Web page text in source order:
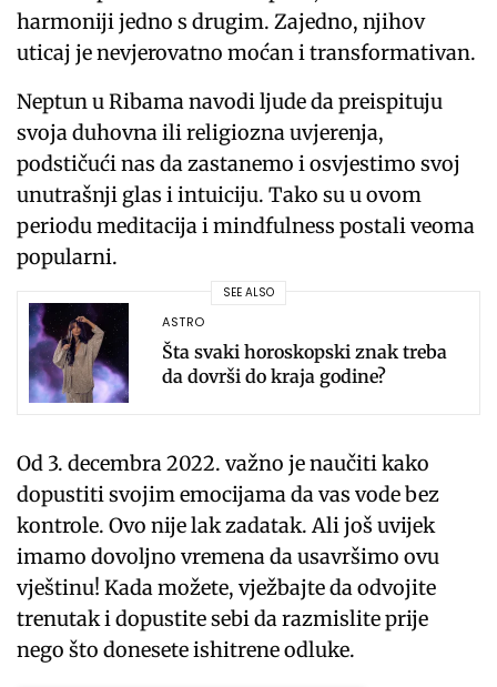
harmoniji jedno s drugim. Zajedno, njihov
uticaj je nevjerovatno moćan i transformativan.
Neptun u Ribama navodi ljude da preispituju
svoja duhovna ili religiozna uvjerenja,
podstičući nas da zastanemo i osvjestimo svoj
unutrašnji glas i intuiciju. Tako su u ovom
periodu meditacija i mindfulness postali veoma
popularni.
SEE ALSO
ASTRO
Šta svaki horoskopski znak treba
da dovrši do kraja godine?
Od 3. decembra 2022. važno je naučiti kako
dopustiti svojim emocijama da vas vode bez
kontrole. Ovo nije lak zadatak. Ali još uvijek
imamo dovoljno vremena da usavršimo ovu
vještinu! Kada možete, vježbajte da odvojite
trenutak i dopustite sebi da razmislite prije
nego što donesete ishitrene odluke.